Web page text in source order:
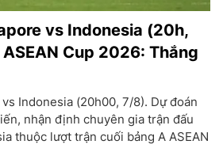
vs Indonesia (20h,
Cup 2026: Thắng
Indonesia (20h00, 7/8). Dự đoán
nhận định chuyên gia trận đấu
thuộc lượt trận cuối bảng A ASEAN